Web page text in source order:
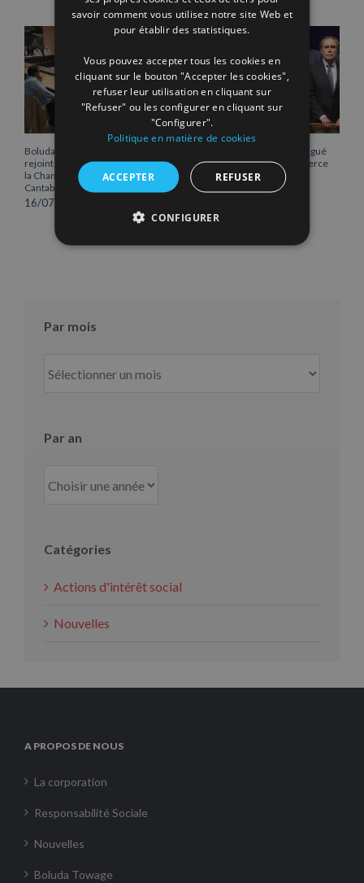
Boluda Corporación Marítima
rejoint l’Assemblée plénière de
la Chambre de commerce de
Cantabrie
16/07/2026
Vicente Boluda Fos distingué
par la Chambre de commerce
de Séville.
12/06/2026
Par mois
mois
Par an
Catégories
Actions d'intérêt social
Nouvelles
A PROPOS DE NOUS
La corporation
Responsabilité Sociale
Nouvelles
Boluda Towage
FRENCH
savoir comment vous utilisez notre site Web et
pour établir des statistiques.
Vous pouvez accepter tous les cookies en
cliquant sur le bouton "Accepter les cookies",
refuser leur utilisation en cliquant sur
"Refuser" ou les configurer en cliquant sur
"Configurer".
Politique en matière de cookies
ACCEPTER REFUSER
CONFIGURER